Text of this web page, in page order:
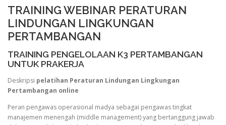
TRAINING WEBINAR PERATURAN
LINDUNGAN LINGKUNGAN
PERTAMBANGAN
TRAINING PENGELOLAAN K3 PERTAMBANGAN
UNTUK PRAKERJA
Deskripsi pelatihan Peraturan Lindungan Lingkungan
Pertambangan online
Peran pengawas operasional madya sebagai pengawas tingkat
manajemen menengah (middle management) yang bertanggung jawab